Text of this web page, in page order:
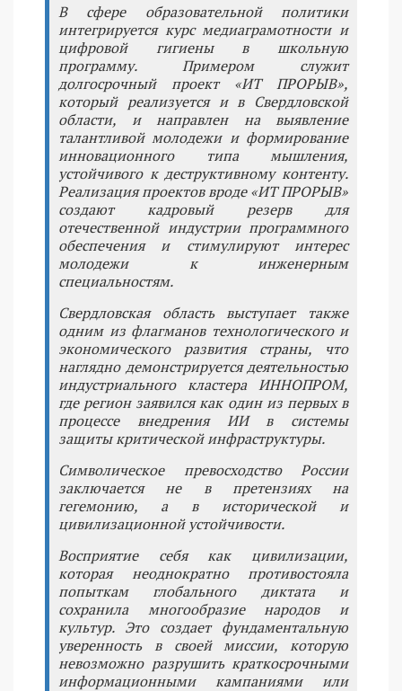
В сфере образовательной политики
интегрируется курс медиаграмотности и
цифровой гигиены в школьную
программу. Примером служит
долгосрочный проект «ИТ ПРОРЫВ»,
который реализуется и в Свердловской
области, и направлен на выявление
талантливой молодежи и формирование
инновационного типа мышления,
устойчивого к деструктивному контенту.
Реализация проектов вроде «ИТ ПРОРЫВ»
создают кадровый резерв для
отечественной индустрии программного
обеспечения и стимулируют интерес
молодежи к инженерным
специальностям.
Свердловская область выступает также
одним из флагманов технологического и
экономического развития страны, что
наглядно демонстрируется деятельностью
индустриального кластера ИННОПРОМ,
где регион заявился как один из первых в
процессе внедрения ИИ в системы
защиты критической инфраструктуры.
Символическое превосходство России
заключается не в претензиях на
гегемонию, а в исторической и
цивилизационной устойчивости.
Восприятие себя как цивилизации,
которая неоднократно противостояла
попыткам глобального диктата и
сохранила многообразие народов и
культур. Это создает фундаментальную
уверенность в своей миссии, которую
невозможно разрушить краткосрочными
информационными кампаниями или